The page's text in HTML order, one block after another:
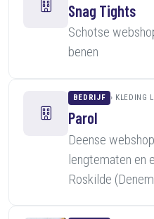
Snag Tights
Schotse
benen
BEDRIJF KLEDING
Parol
Deense
lengtematen en
Roskilde